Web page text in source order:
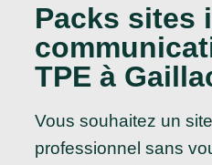
Packs sites
TPE à
Vous souhaitez un
professionnel sans